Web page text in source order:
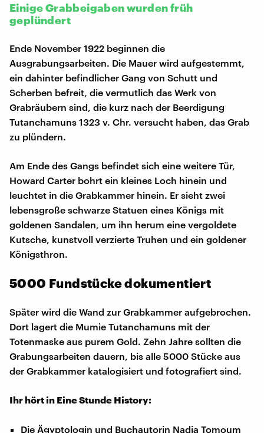
Einige Grabbeigaben wurden früh
geplündert
Ende November 1922 beginnen die
Ausgrabungsarbeiten. Die Mauer wird aufgestemmt,
ein dahinter befindlicher Gang von Schutt und
Scherben befreit, die vermutlich das Werk von
Grabräubern sind, die kurz nach der Beerdigung
Tutanchamuns 1323 v. Chr. versucht haben, das Grab
zu plündern.
Am Ende des Gangs befindet sich eine weitere Tür,
Howard Carter bohrt ein kleines Loch hinein und
leuchtet in die Grabkammer hinein. Er sieht zwei
lebensgroße schwarze Statuen eines Königs mit
goldenen Sandalen, um ihn herum eine vergoldete
Kutsche, kunstvoll verzierte Truhen und ein goldener
Königsthron.
5000 Fundstücke dokumentiert
Später wird die Wand zur Grabkammer aufgebrochen.
Dort lagert die Mumie Tutanchamuns mit der
Totenmaske aus purem Gold. Zehn Jahre sollten die
Grabungsarbeiten dauern, bis alle 5000 Stücke aus
der Grabkammer katalogisiert und fotografiert sind.
Ihr hört in Eine Stunde History:
Die Ägyptologin und Buchautorin Nadja Tomoum